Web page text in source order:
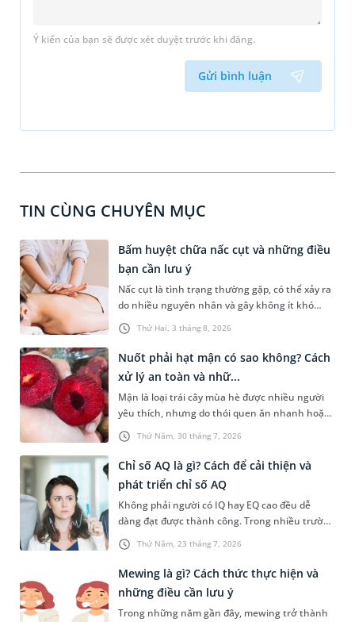
Ý kiến của bạn sẽ được xét duyệt trước khi đăng.
Gửi bình luận
TIN CÙNG CHUYÊN MỤC
Thứ Hai, 3 tháng 8, 2026
Bấm huyệt chữa nấc cụt và những điều
bạn cần lưu ý
Nấc cụt là tình trạng thường gặp, có thể xảy ra
do nhiều nguyên nhân và gây không ít khó
chịu. Bấm huyệt chữa nấc cụt là một trong
những phương pháp được nhiều người tìm
hiểu để hỗ trợ tình trạng này. Mời bạn cùng
tìm hiểu sâu hơn về phương pháp chữa nấc cụt
này trong bài viết dưới đây.
Thứ Năm, 30 tháng 7, 2026
Nuốt phải hạt mận có sao không? Cách
xử lý an toàn và nhữ...
Mận là loại trái cây mùa hè được nhiều người
yêu thích, nhưng do thói quen ăn nhanh hoặc
sơ suất, không ít người đã vô tình nuốt phải
hạt mận. Cấu tạo hạt mận thường cứng, có hai
đầu nhọn nên khi đi vào đường tiêu hóa rất dễ
gây ra tâm lý hoang mang, lo lắng cho người
gặp phải. Bài viết dưới đây sẽ giải đáp chi tiết
giúp bạn thắc mắc nuốt phải hạt mận có sao
không dưới góc nhìn y khoa và hướng dẫn cách
xử trí an toàn, kịp thời nhất.
Thứ Năm, 23 tháng 7, 2026
Chỉ số AQ là gì? Cách để cải thiện và
phát triển chỉ số AQ
Không phải người có IQ hay EQ cao đều dễ
dàng đạt được thành công. Trong nhiều trường
hợp, khả năng đứng vững trước áp lực, thích
nghi với nghịch cảnh và không bỏ cuộc mới là
yếu tố tạo nên sự khác biệt. Đây cũng chính là
điều được phản ánh qua chỉ số AQ. Vậy chỉ số
AQ là gì, được xác định ra sao và làm thế nào để
cải thiện chỉ số này? Hãy cùng tìm hiểu trong
Mewing là gì? Cách thức thực hiện và
những điều cần lưu ý
Trong những năm gần đây, mewing trở thành